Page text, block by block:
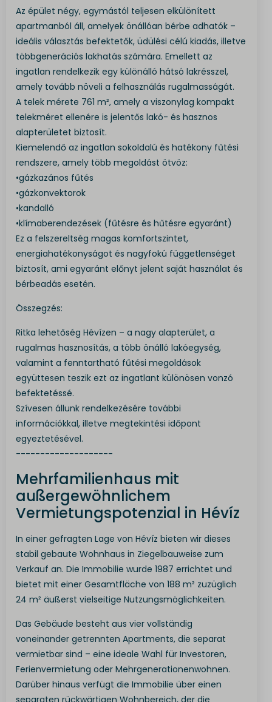
Az épület négy, egymástól teljesen elkülönített
apartmanból áll, amelyek önállóan bérbe adhatók –
ideális választás befektetők, üdülési célú kiadás, illetve
többgenerációs lakhatás számára. Emellett az
ingatlan rendelkezik egy különálló hátsó lakrésszel,
amely tovább növeli a felhasználás rugalmasságát.
A telek mérete 761 m², amely a viszonylag kompakt
telekméret ellenére is jelentős lakó- és hasznos
alapterületet biztosít.
Kiemelendő az ingatlan sokoldalú és hatékony fűtési
rendszere, amely több megoldást ötvöz:
•gázkazános fűtés
•gázkonvektorok
•kandalló
•klímaberendezések (fűtésre és hűtésre egyaránt)
Ez a felszereltség magas komfortszintet,
energiahatékonyságot és nagyfokú függetlenséget
biztosít, ami egyaránt előnyt jelent saját használat és
bérbeadás esetén.
Összegzés:
Ritka lehetőség Hévízen – a nagy alapterület, a
rugalmas hasznosítás, a több önálló lakóegység,
valamint a fenntartható fűtési megoldások
együttesen teszik ezt az ingatlant különösen vonzó
befektetéssé.
Szívesen állunk rendelkezésére további
információkkal, illetve megtekintési időpont
egyeztetésével.
--------------------
Mehrfamilienhaus mit
außergewöhnlichem
Vermietungspotenzial in Hévíz
In einer gefragten Lage von Hévíz bieten wir dieses
stabil gebaute Wohnhaus in Ziegelbauweise zum
Verkauf an. Die Immobilie wurde 1987 errichtet und
bietet mit einer Gesamtfläche von 188 m² zuzüglich
24 m² äußerst vielseitige Nutzungsmöglichkeiten.
Das Gebäude besteht aus vier vollständig
voneinander getrennten Apartments, die separat
vermietbar sind – eine ideale Wahl für Investoren,
Ferienvermietung oder Mehrgenerationenwohnen.
Darüber hinaus verfügt die Immobilie über einen
separaten rückwärtigen Wohnbereich, der die